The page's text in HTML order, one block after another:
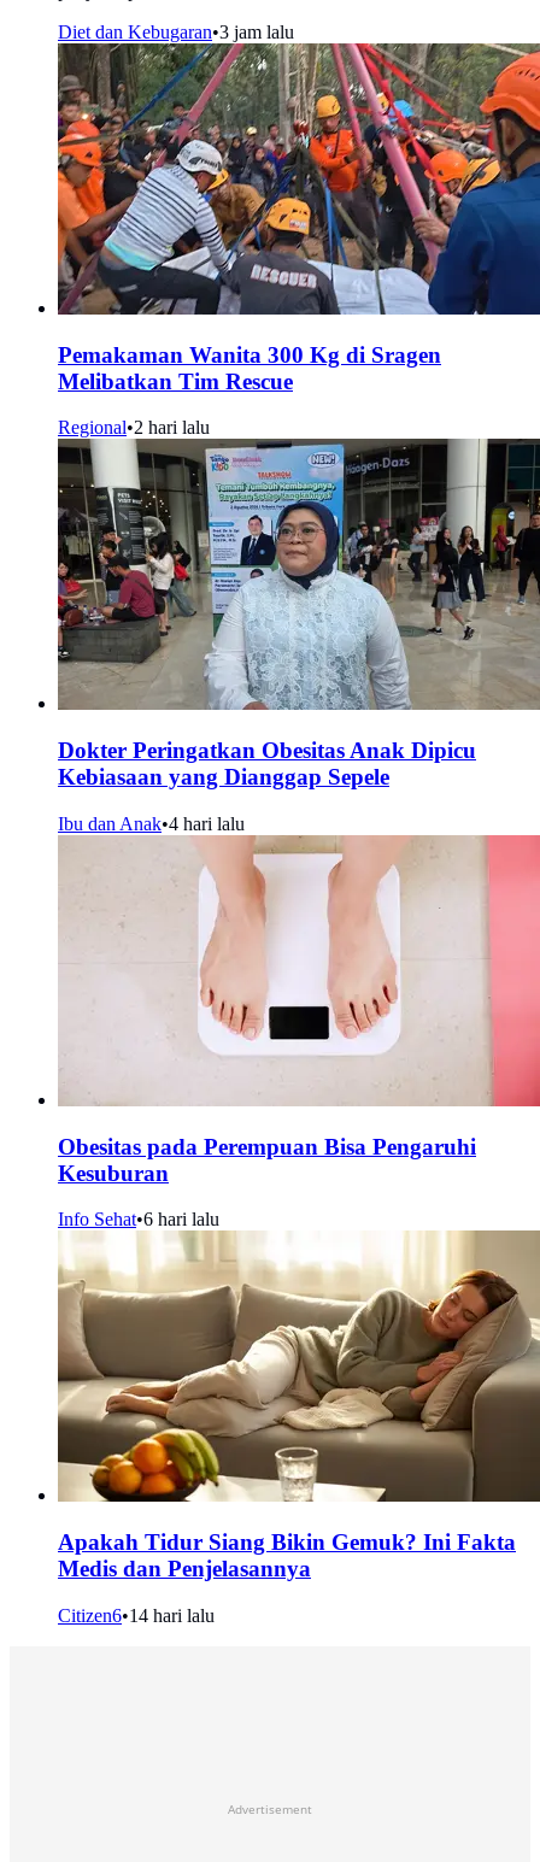
Diet dan Kebugaran•3 jam lalu
Pemakaman Wanita 300 Kg di Sragen
Melibatkan Tim Rescue
Regional•2 hari lalu
Dokter Peringatkan Obesitas Anak Dipicu
Kebiasaan yang Dianggap Sepele
Ibu dan Anak•4 hari lalu
Obesitas pada Perempuan Bisa Pengaruhi
Kesuburan
Info Sehat•6 hari lalu
Apakah Tidur Siang Bikin Gemuk? Ini Fakta
Medis dan Penjelasannya
Citizen6•14 hari lalu
Advertisement